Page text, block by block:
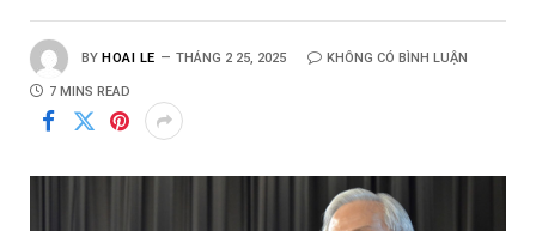
BY HOAI LE THÁNG 2 25, 2025 KHÔNG CÓ BÌNH LUẬN
7 MINS READ